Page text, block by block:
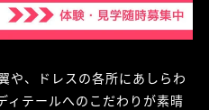
や、ドレスの各所にあしらわ
ィテールへのこだわりが素晴